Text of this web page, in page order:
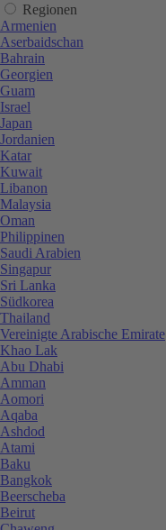
Regionen
Armenien
Aserbaidschan
Bahrain
Georgien
Guam
Israel
Japan
Jordanien
Katar
Kuwait
Libanon
Malaysia
Oman
Philippinen
Saudi Arabien
Singapur
Sri Lanka
Südkorea
Thailand
Vereinigte Arabische Emirate
Khao Lak
Abu Dhabi
Amman
Aomori
Aqaba
Ashdod
Atami
Baku
Bangkok
Beerscheba
Beirut